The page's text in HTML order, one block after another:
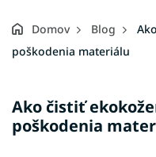
Domov Blog
poškodenia materiálu
Ako čistiť
poškodenia